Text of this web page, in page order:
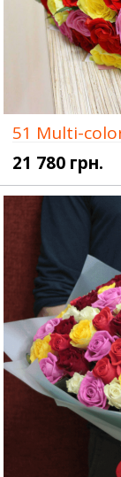
51 Multi-
21 780 грн.